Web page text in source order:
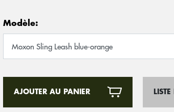
Modèle:
AJOUTER AU PANIER